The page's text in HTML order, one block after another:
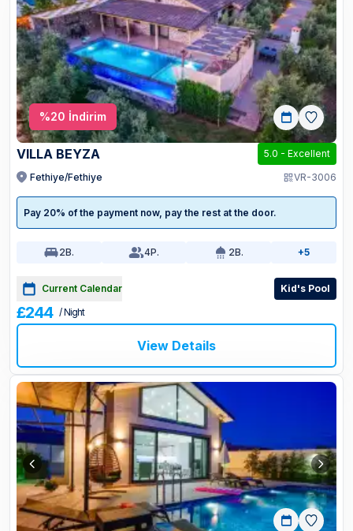
%20 İndirim
VILLA BEYZA 5.0 - Excellent
Fethiye/Fethiye
VR-3006
Pay 20% of the payment now, pay the rest at the door.
2B. 4P. 2B. +5
Current Calendar Kid's Pool
£244 / Night
View Details